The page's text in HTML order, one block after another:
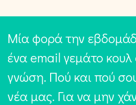
Μία φορά την
ένα email γεμάτο κουλ
γνώση. Πού και πού
νέα μας. Για να μην